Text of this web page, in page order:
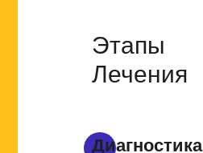
Этапы
Лечения
Диагностика